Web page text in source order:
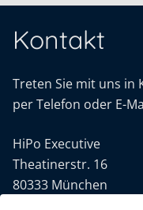
Kontakt
Treten Sie mit uns in
per Telefon oder E-
HiPo Executive
Theatinerstr. 16
80333 München